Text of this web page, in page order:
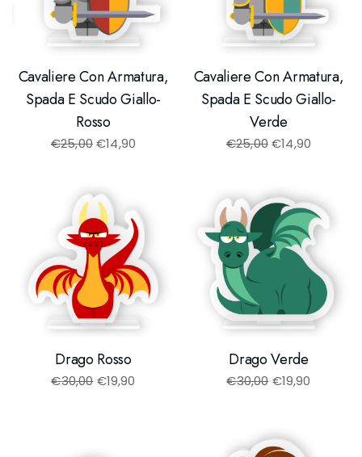
Cavaliere Con Armatura,
Spada E Scudo Giallo-
Rosso
€25,00€14,90
Cavaliere Con Armatura,
Spada E Scudo Giallo-
Verde
€25,00€14,90
Drago Rosso
€30,00 €19,90
Drago Verde
€30,00 €19,90